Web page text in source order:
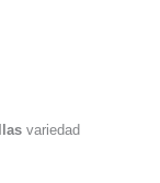
variedad